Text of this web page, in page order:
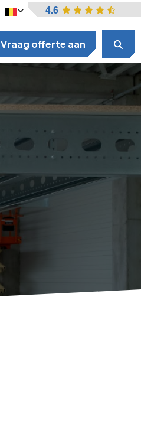
4.6
Vraag offerte aan